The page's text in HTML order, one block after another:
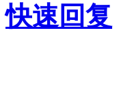
快速回复